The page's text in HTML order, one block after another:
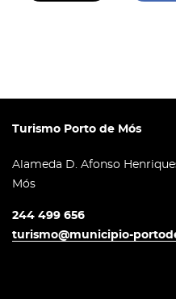
Turismo Porto de Mós
Alameda D. Afonso
Mós
244 499 656
turismo@municipio-